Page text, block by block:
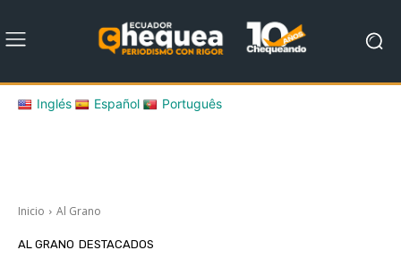
Inglés Español Português
Inicio Al Grano
AL GRANO DESTACADOS